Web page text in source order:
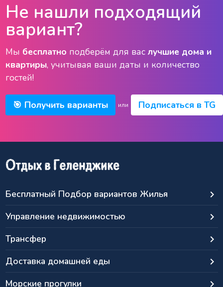
Не нашли подходящий
вариант?
Мы бесплатно подберём для вас лучшие дома и
квартиры, учитывая ваши даты и количество
гостей!
🎯 Получить варианты или Подписаться в TG
Бесплатный Подбор вариантов Жилья
keyboard_arrow_right
Управление недвижимостью
keyboard_arrow_right
Трансфер
keyboard_arrow_right
Доставка домашней еды
keyboard_arrow_right
Морские прогулки
keyboard_arrow_right